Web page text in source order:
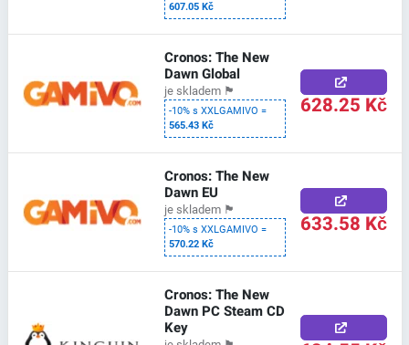
607.05 Kč
Cronos: The New
Dawn Global
je skladem 🏴
-10% s XXLGAMIVO =
565.43 Kč
628.25 Kč
Cronos: The New
Dawn EU
je skladem 🏴
-10% s XXLGAMIVO =
570.22 Kč
633.58 Kč
Cronos: The New
Dawn PC Steam CD
Key